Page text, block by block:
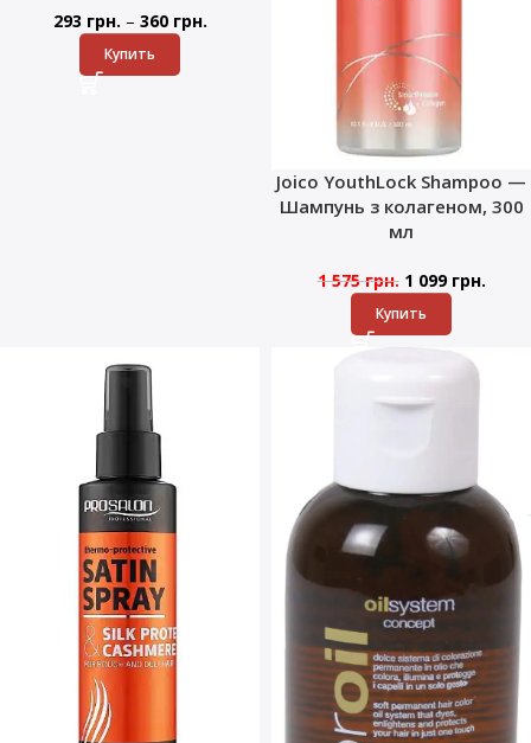
293 грн. – 360 грн.
Купить
Joico YouthLock Shampoo —
Шампунь з колагеном, 300
мл
1 575грн. 1 099 грн.
Купить